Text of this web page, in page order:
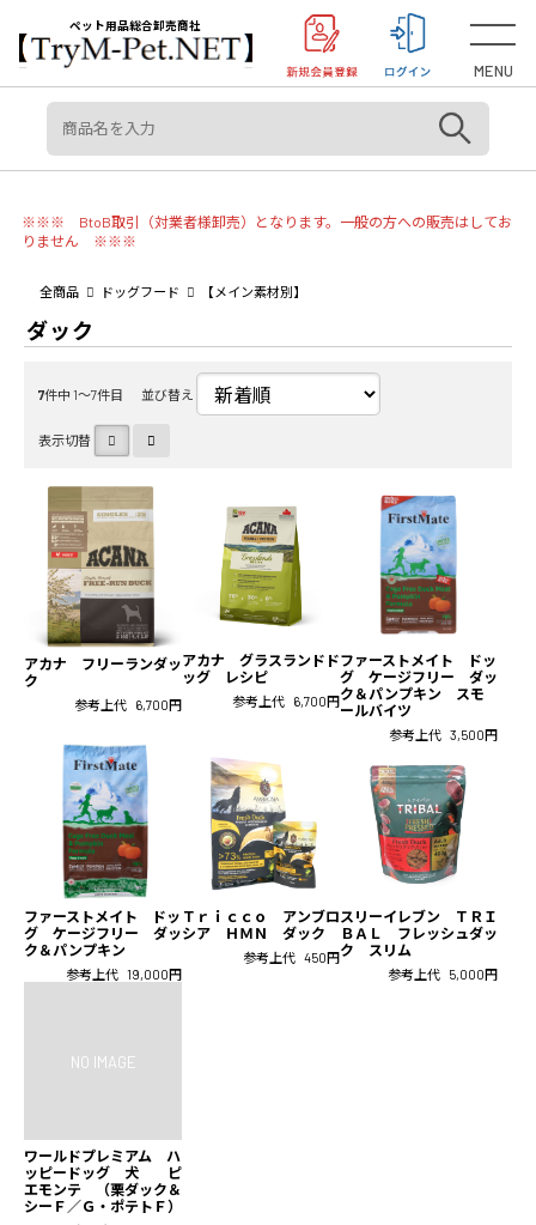
＜重要＞【オリジン】【アカナ】販売元変更のご案内
ペット用品総合卸売商社
MENU
※※※ BtoB取引（対業者様卸売）となります。一般の方への販売はしてお
りません ※※※
全商品 ドッグフード 【メイン素材別】
ダック
7件中 1〜7件目 並び替え
表示切替
アカナ フリーランダッ
ク
参考上代 6,700円
アカナ グラスランドド
ッグ レシピ
参考上代 6,700円
ファーストメイト ドッ
グ ケージフリー ダッ
ク＆パンプキン スモ
ールバイツ
参考上代 3,500円
ファーストメイト ドッ
グ ケージフリー ダッ
ク＆パンプキン
参考上代 19,000円
Ｔｒｉｃｃｏ アンブロ
シア ＨＭＮ ダック
参考上代 450円
スリーイレブン ＴＲＩ
ＢＡＬ フレッシュダッ
ク スリム
参考上代 5,000円
ワールドプレミアム ハ
ッピードッグ 犬 ピ
エモンテ （栗ダック＆
シーＦ／Ｇ・ポテトＦ）